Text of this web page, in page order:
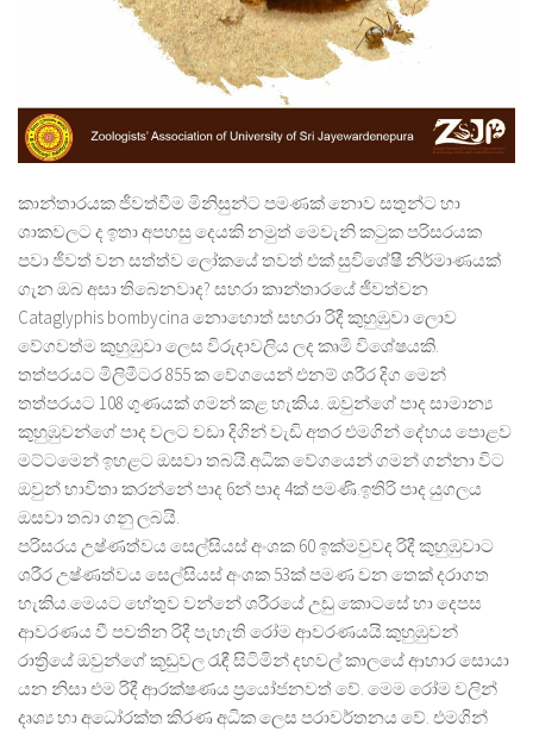
කාන්තාරයක ජීවත්වීම මිනිසුන්ට පමණක් නොව සතුන්ට හා
ශාකවලට ද ඉතා අපහසු දෙයකි නමුත් මෙවැනි කටුක පරිසරයක
පවා ජීවත් වන සත්ත්ව ලෝකයේ තවත් එක් සුවිශේෂී නිර්මාණයක්
ගැන ඔබ අසා තිබෙනවාද? සහරා කාන්තාරයේ ජීවත්වන
Cataglyphis bombycina නොහොත් සහරා රිදී කුහුඹුවා ලොව
වේගවත්ම කුහුඹුවා ලෙස විරුදාවලිය ලද කෘමි විශේෂයකි.
තත්පරයට මිලිමීටර 855 ක වේගයෙන් එනම් ශරීර දිග මෙන්
තත්පරයට 108 ගුණයක් ගමන් කළ හැකිය. ඔවුන්ගේ පාද සාමාන්
කුහුඹුවන්ගේ පාද වලට වඩා දිගින් වැඩි අතර එමගින් දේහය පොළව
මට්ටමෙන් ඉහළට ඔසවා තබයි.අධික වේගයෙන් ගමන් ගන්නා විට
ඔවුන් භාවිතා කරන්නේ පාද 6න් පාද 4ක් පමණි.ඉතිරි පාද යුගලය
ඔසවා තබා ගනු ලබයි.
පරිසරය උෂ්ණත්වය සෙල්සියස් අංශක 60 ඉක්මවුවද රිදී කුහුඹුවාට
ශරීර උෂ්ණත්වය සෙල්සියස් අංශක 53ක් පමණ වන තෙක් දරාගත
හැකිය.මෙයට හේතුව වන්නේ ශරීරයේ උඩු කොටසේ හා දෙපස
ආවරණය වී පවතින රිදී පැහැති රෝම ආවරණයයි.කුහුඹුවන්
රාත්රියේ ඔවුන්ගේ කූඩුවල රැඳී සිටිමින් දහවල් කාලයේ ආහාර සොයා
යන නිසා එම රිදී ආරක්ෂණය ප්රයෝජනවත් වේ. මෙම රෝම වලින්
දෘශ්ය හා අධෝරක්ත කිරණ අධික ලෙස පරාවර්තනය වේ. එමගින්